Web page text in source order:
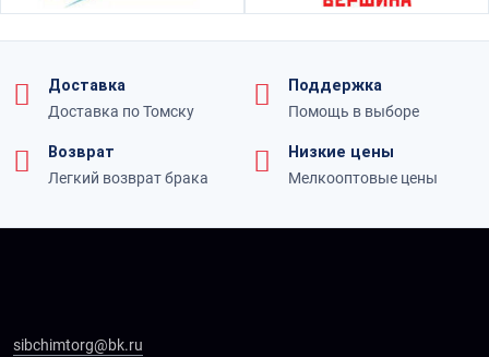
Доставка
Доставка по Томску
Поддержка
Помощь в выборе
Возврат
Легкий возврат брака
Низкие цены
Мелкооптовые цены
sibchimtorg@bk.ru